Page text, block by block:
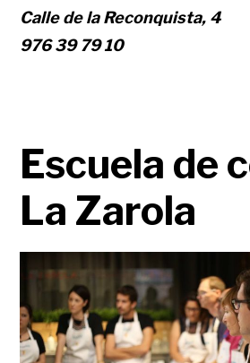
Calle de la Reconquista, 4
976 39 79 10
Escuela de
La Zarola